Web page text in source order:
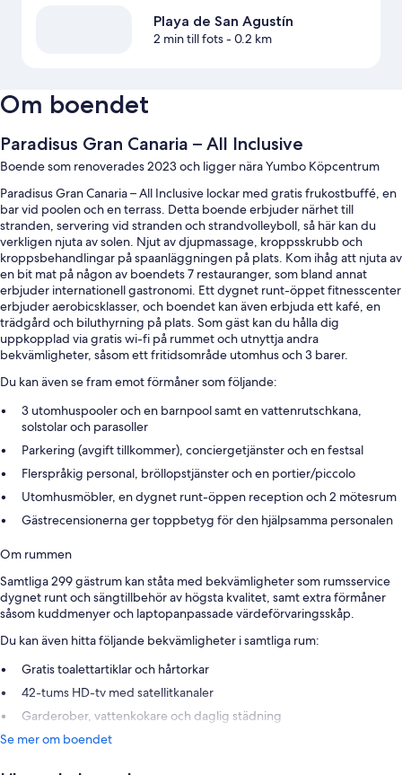
Playa de San Agustín
2 min till fots- 0.2 km
Om boendet
Paradisus Gran Canaria – All Inclusive
Boende som renoverades 2023 och ligger nära Yumbo Köpcentrum
Paradisus Gran Canaria – All Inclusive lockar med gratis frukostbuffé, en
bar vid poolen och en terrass. Detta boende erbjuder närhet till
stranden, servering vid stranden och strandvolleyboll, så här kan du
verkligen njuta av solen. Njut av djupmassage, kroppsskrubb och
kroppsbehandlingar på spaanläggningen på plats. Kom ihåg att njuta av
en bit mat på någon av boendets 7 restauranger, som bland annat
erbjuder internationell gastronomi. Ett dygnet runt-öppet fitnesscenter
erbjuder aerobicsklasser, och boendet kan även erbjuda ett kafé, en
trädgård och biluthyrning på plats. Som gäst kan du hålla dig
uppkopplad via gratis wi-fi på rummet och utnyttja andra
bekvämligheter, såsom ett fritidsområde utomhus och 3 barer.
Du kan även se fram emot förmåner som följande:
3 utomhuspooler och en barnpool samt en vattenrutschkana,
solstolar och parasoller
Parkering (avgift tillkommer), conciergetjänster och en festsal
Flerspråkig personal, bröllopstjänster och en portier/piccolo
Utomhusmöbler, en dygnet runt-öppen reception och 2 mötesrum
Gästrecensionerna ger toppbetyg för den hjälpsamma personalen
Om rummen
Samtliga 299 gästrum kan ståta med bekvämligheter som rumsservice
dygnet runt och sängtillbehör av högsta kvalitet, samt extra förmåner
såsom kuddmenyer och laptopanpassade värdeförvaringsskåp.
Du kan även hitta följande bekvämligheter i samtliga rum:
Gratis toalettartiklar och hårtorkar
42-tums HD-tv med satellitkanaler
Garderober, vattenkokare och daglig städning
Se mer om boendet